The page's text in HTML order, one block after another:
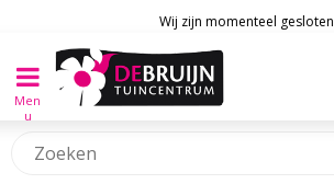
Men
u
Wij zijn momenteel gesloten